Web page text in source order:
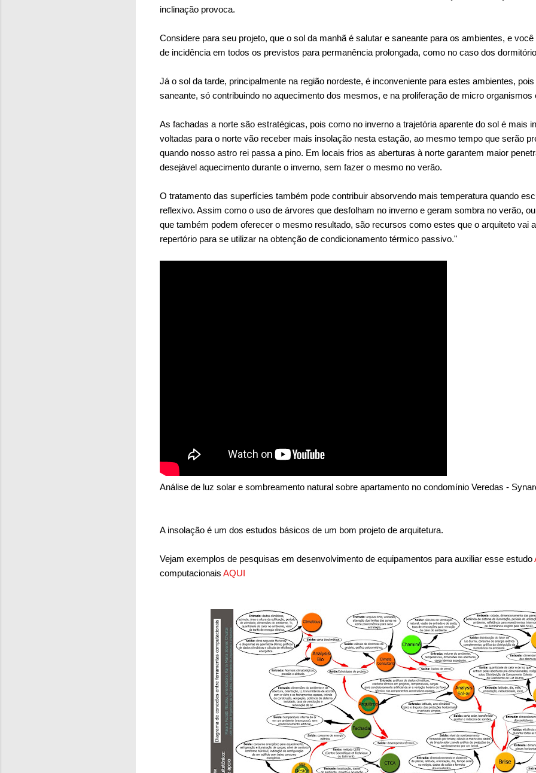
inclinação provoca.
Considere para seu projeto, que o sol da manhã é salutar e saneante para os ambientes, e
de incidência em todos os previstos para permanência prolongada, como no caso dos
Já o sol da tarde, principalmente na região nordeste, é inconveniente para estes ambientes,
saneante, só contribuindo no aquecimento dos mesmos, e na proliferação de micro organismos
As fachadas a norte são estratégicas, pois como no inverno a trajetória aparente do sol é mais
voltadas para o norte vão receber mais insolação nesta estação, ao mesmo tempo que serão
quando nosso astro rei passa a pino. Em locais frios as aberturas à norte garantem maior
desejável aquecimento durante o inverno, sem fazer o mesmo no verão.
O tratamento das superfícies também pode contribuir absorvendo mais temperatura quando
reflexivo. Assim como o uso de árvores que desfolham no inverno e geram sombra no verão,
que também podem oferecer o mesmo resultado, são recursos como estes que o arquiteto vai
repertório para se utilizar na obtenção de condicionamento térmico passivo."
Análise de luz solar e sombreamento natural sobre apartamento no condomínio Veredas -
A insolação é um dos estudos básicos de um bom projeto de arquitetura.
Vejam exemplos de pesquisas em desenvolvimento de equipamentos para auxiliar esse estudo
computacionais AQUI